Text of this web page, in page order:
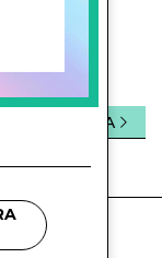
privacy.
INVIA